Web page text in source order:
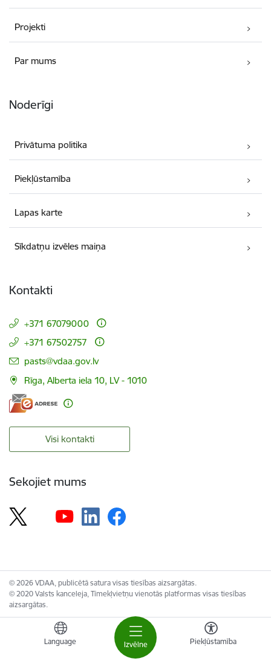
Izvēlne
Language Piekļūstamība
Projekti
Par mums
Noderīgi
Privātuma politika
Piekļūstamība
Lapas karte
Sīkdatņu izvēles maiņa
Kontakti
+371 67079000
+371 67502757
E-pasts:
pasts@vdaa.gov.lv
Rīga, Alberta iela 10, LV - 1010
Visi kontakti
Sekojiet mums
© 2026 VDAA, publicētā satura visas tiesības aizsargātas.
© 2020 Valsts kanceleja, Tīmekļvietņu vienotās platformas visas tiesības
aizsargātas.